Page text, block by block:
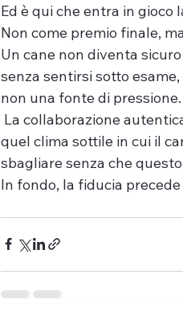
Ed è qui che entra in gioco
Non come premio finale,
Un cane non diventa
senza sentirsi sotto
non una fonte di pressione.
La collaborazione
quel clima sottile in cui il
sbagliare senza che
In fondo, la fiducia